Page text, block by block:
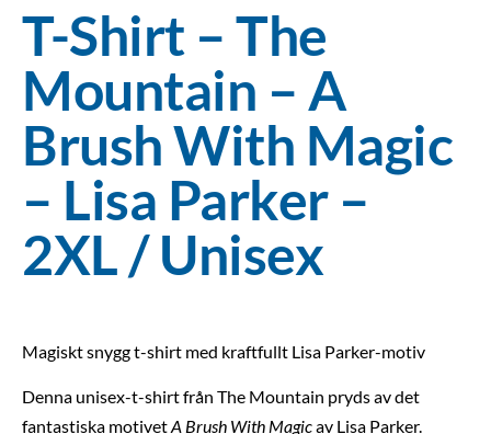
T-Shirt – The
Mountain – A
Brush With Magic
– Lisa Parker –
2XL / Unisex
Magiskt snygg t-shirt med kraftfullt Lisa Parker-motiv
Denna unisex-t-shirt från The Mountain pryds av det
fantastiska motivetA Brush With Magicav Lisa Parker.